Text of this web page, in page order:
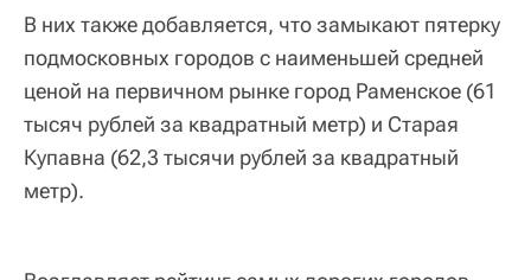
В них также добавляется, что замыкают пятерку
подмосковных городов с наименьшей средней
ценой на первичном рынке город Раменское (61
тысяч рублей за квадратный метр) и Старая
Купавна (62,3 тысячи рублей за квадратный
метр).